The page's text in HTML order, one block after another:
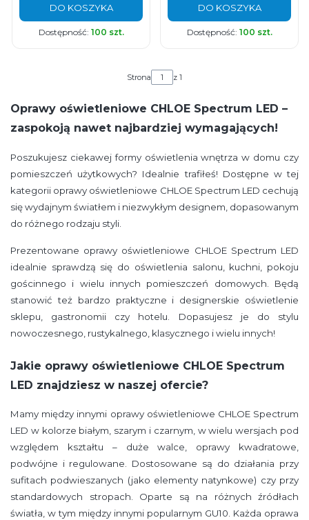
DO KOSZYKA
Dostępność: 100 szt.
DO KOSZYKA
Dostępność: 100 szt.
Strona z 1
Oprawy oświetleniowe CHLOE Spectrum LED –
zaspokoją nawet najbardziej wymagających!
Poszukujesz ciekawej formy oświetlenia wnętrza w domu czy
pomieszczeń użytkowych? Idealnie trafiłeś! Dostępne w tej
kategorii oprawy oświetleniowe CHLOE Spectrum LED cechują
się wydajnym światłem i niezwykłym designem, dopasowanym
do różnego rodzaju styli.
Prezentowane oprawy oświetleniowe CHLOE Spectrum LED
idealnie sprawdzą się do oświetlenia salonu, kuchni, pokoju
gościnnego i wielu innych pomieszczeń domowych. Będą
stanowić też bardzo praktyczne i designerskie oświetlenie
sklepu, gastronomii czy hotelu. Dopasujesz je do stylu
nowoczesnego, rustykalnego, klasycznego i wielu innych!
Jakie oprawy oświetleniowe CHLOE Spectrum
LED znajdziesz w naszej ofercie?
Mamy między innymi oprawy oświetleniowe CHLOE Spectrum
LED w kolorze białym, szarym i czarnym, w wielu wersjach pod
względem kształtu – duże walce, oprawy kwadratowe,
podwójne i regulowane. Dostosowane są do działania przy
sufitach podwieszanych (jako elementy natynkowe) czy przy
standardowych stropach. Oparte są na różnych źródłach
światła, w tym między innymi popularnym GU10. Każda oprawa